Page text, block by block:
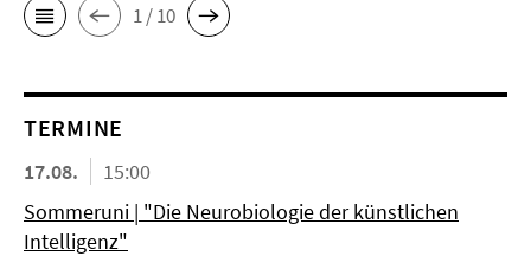
1 / 10
TERMINE
17.08.
15:00
Sommeruni | "Die Neurobiologie der künstlichen
Intelligenz"